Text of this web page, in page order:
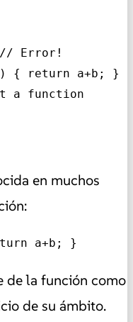
// Error!
{ return a+b; }
a function
en muchos
a+b; }
de la función como
de su ámbito.